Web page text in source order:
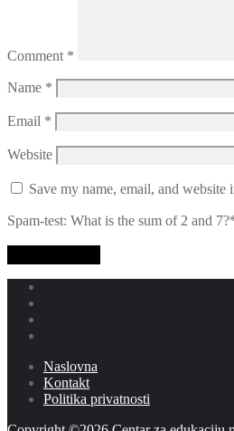
Comment *
Name *
Email *
Website
Save my name, email, and
Spam-test: What is the sum of 2 and
Naslovna
Kontakt
Politika privatnosti